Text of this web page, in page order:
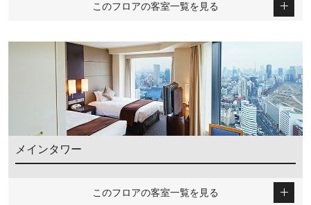
このフロアの客室一覧を見る
メインタワー
このフロアの客室一覧を見る